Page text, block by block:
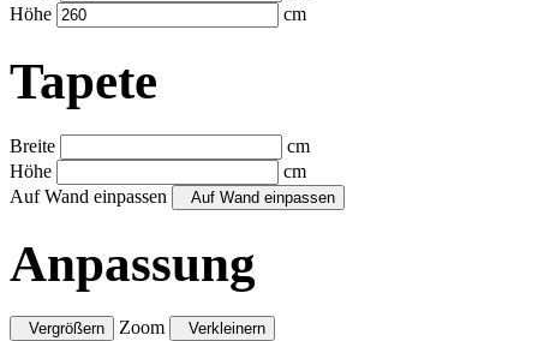
Höhe
cm
Tapete
Breite
cm
Höhe
cm
Auf Wand einpassen
Auf Wand einpassen
Anpassung
Vergrößern Zoom Verkleinern